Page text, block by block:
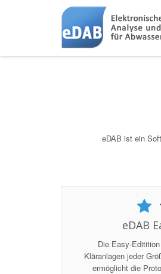
eDAB ist ein
eDAB
Die Easy-
Kläranlagen jeder
ermöglicht die